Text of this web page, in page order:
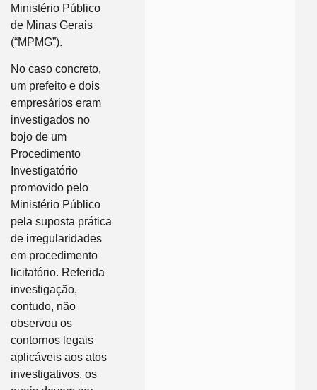
Ministério Público
de Minas Gerais
(“MPMG”).
No caso concreto,
um prefeito e dois
empresários eram
investigados no
bojo de um
Procedimento
Investigatório
promovido pelo
Ministério Público
pela suposta prática
de irregularidades
em procedimento
licitatório. Referida
investigação,
contudo, não
observou os
contornos legais
aplicáveis aos atos
investigativos, os